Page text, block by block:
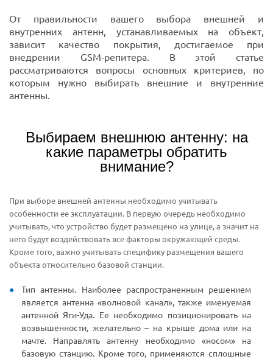
От правильности вашего выбора внешней и
внутренних антенн, устанавливаемых на объект,
зависит качество покрытия, достигаемое при
внедрении GSM-репитера. В этой статье
рассматриваются вопросы основных критериев, по
которым нужно выбирать внешние и внутренние
антенны.
Выбираем внешнюю антенну: на
какие параметры обратить
внимание?
При выборе внешней антенны необходимо учитывать
особенности ее эксплуатации. В первую очередь необходимо
учитывать, что устройство будет размещено на улице, а значит на
него будут воздействовать все факторы окружающей среды.
Кроме того, важно учитывать специфику размещения вашего
объекта относительно базовой станции.
Тип антенны. Наиболее распространенным решением
является антенна «волновой канал», также именуемая
антенной Яги-Уда. Ее необходимо позиционировать на
возвышенности, желательно – на крыше дома или на
мачте. Направлять антенну необходимо «носом» на
базовую станцию. Кроме того, применяются сплошные